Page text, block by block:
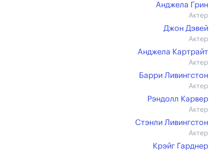
Анджела Грин
Актер
Джон Дэвей
Актер
Анджела Картрайт
Актер
Барри Ливингстон
Актер
Рэндолл Карвер
Актер
Стэнли Ливингстон
Актер
Крэйг Гарднер